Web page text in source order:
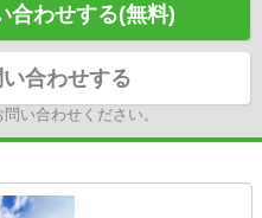
合わせする(無料)
合わせする
い合わせください。